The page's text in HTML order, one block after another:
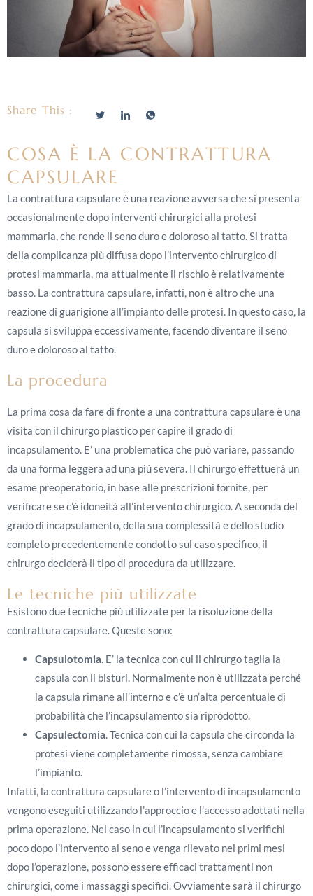
Share This :
COSA È LA CONTRATTURA
CAPSULARE
La contrattura capsulare è una reazione avversa che si presenta
occasionalmente dopo interventi chirurgici alla protesi
mammaria, che rende il seno duro e doloroso al tatto. Si tratta
della complicanza più diffusa dopo l’intervento chirurgico di
protesi mammaria, ma attualmente il rischio è relativamente
basso. La contrattura capsulare, infatti, non è altro che una
reazione di guarigione all’impianto delle protesi. In questo caso, la
capsula si sviluppa eccessivamente, facendo diventare il seno
duro e doloroso al tatto.
La procedura
La prima cosa da fare di fronte a una contrattura capsulare è una
visita con il chirurgo plastico per capire il grado di
incapsulamento. E’ una problematica che può variare, passando
da una forma leggera ad una più severa. Il chirurgo effettuerà un
esame preoperatorio, in base alle prescrizioni fornite, per
verificare se c’è idoneità all’intervento chirurgico. A seconda del
grado di incapsulamento, della sua complessità e dello studio
completo precedentemente condotto sul caso specifico, il
chirurgo deciderà il tipo di procedura da utilizzare.
Le tecniche più utilizzate
Esistono due tecniche più utilizzate per la risoluzione della
contrattura capsulare. Queste sono:
Capsulotomia. E’ la tecnica con cui il chirurgo taglia la
capsula con il bisturi. Normalmente non è utilizzata perché
la capsula rimane all’interno e c’è un’alta percentuale di
probabilità che l’incapsulamento sia riprodotto.
Capsulectomia. Tecnica con cui la capsula che circonda la
protesi viene completamente rimossa, senza cambiare
l’impianto.
Infatti, la contrattura capsulare o l’intervento di incapsulamento
vengono eseguiti utilizzando l’approccio e l’accesso adottati nella
prima operazione. Nel caso in cui l’incapsulamento si verifichi
poco dopo l’intervento al seno e venga rilevato nei primi mesi
dopo l’operazione, possono essere efficaci trattamenti non
chirurgici, come i massaggi specifici. Ovviamente sarà il chirurgo